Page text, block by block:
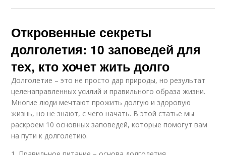
Откровенные секреты
долголетия: 10 заповедей для
тех, кто хочет жить долго
Долголетие – это не просто дар природы, но результат
целенаправленных усилий и правильного образа жизни.
Многие люди мечтают прожить долгую и здоровую
жизнь, но не знают, с чего начать. В этой статье мы
раскроем 10 основных заповедей, которые помогут вам
на пути к долголетию.